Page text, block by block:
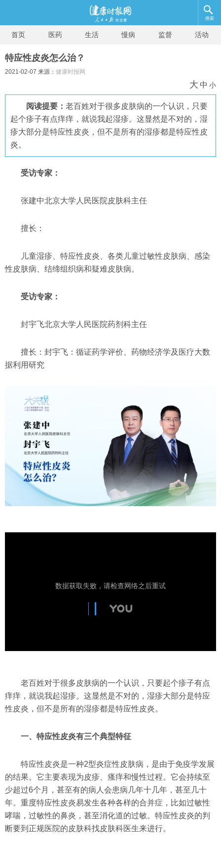
搜索
首页 医药 生活 慢病 监督 活动
特应性皮炎怎么治？
2021-02-07 来源： 健康时报网
大 中 小
阅读提要： 老百姓对于很多皮肤病的一个认识，只要
起个疹子有点痒痒，就说我起湿疹。这显然是不对的，湿
疹大部分是特应性皮炎，但不是所有的湿疹都是特应性皮
炎。
受访专家：
张建中北京大学人民医院皮肤科主任
擅长：
儿童湿疹、特应性皮炎、各类儿童过敏性皮肤病、感染
性皮肤病、结缔组织病和疑难皮肤病。
受访专家：
封宇飞北京大学人民医院药剂科主任
擅长：封宇飞：循证药学评价、药物经济学及医疗大数
据利用研究
老百姓对于很多皮肤病的一个认识，只要起个疹子有点
痒痒，就说我起湿疹。这显然是不对的，湿疹大部分是特应
性皮炎，但不是所有的湿疹都是特应性皮炎。
一、特应性皮炎有三个典型特征
特应性皮炎是一种2型炎症性皮肤病，是由于免疫学发展
的结果。它主要表现为皮疹、瘙痒和慢性过程。它会持续至
少超过6个月，甚至有的病人会患病几年十几年，甚至几十
年。重度特应性皮炎易发生各种各样的合并症，比如过敏性
哮喘，过敏性的鼻炎，甚至消化道的过敏。特应性皮炎的判
断要到正规医院的皮肤科找皮肤科医生来进行。